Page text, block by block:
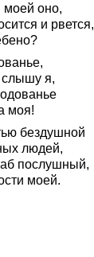
моей оно,
и рвется,
я,
моя!
бездушной
людей,
послушный,
моей.